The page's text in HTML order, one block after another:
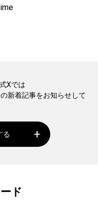
Xでは
新着記事をお知らせして
る
ド